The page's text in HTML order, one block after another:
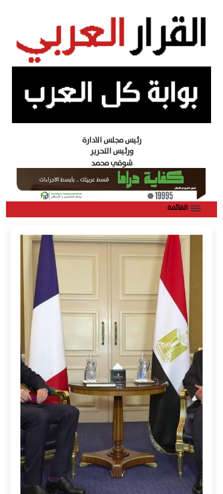
رئيس مجلس الادارة
ورئيس التحرير
شوقي محمد
القائمة